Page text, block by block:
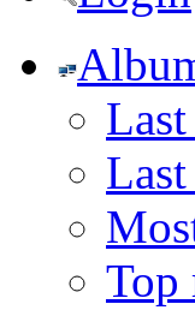
Top